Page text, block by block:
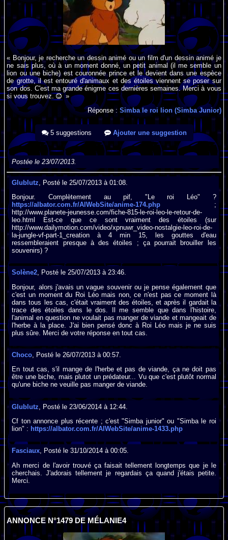
« Bonjour, je recherche un dessin animé ou un film d'un dessin animé je
ne sais plus, où à un moment donné, un petit animal (il me semble un
lion ou une biche) est couronnée prince et le devient dans une espèce
de grotte, il est entouré d'animaux et des étoiles viennent se poser sur
son dos. C'est ma grande énigme ces dernières semaines. Merci à vous
si vous trouvez.
»
Réponse : Simba le roi lion (Simba Junior)
5 suggestions Ajouter une suggestion
Postée le 23/07/2013.
Glublutz , Posté le 25/07/2013 à 01:08.
Bonjour. Complètement au pif, "Le roi Léo" ?
https://albator.com.fr/AlWebSite/anime-174.php ;
http://www.planete-jeunesse.com/fiche-815-le-roi-leo-le-retour-de-
leo.html Est-ce que ce sont vraiment des étoiles (sur
http://www.dailymotion.com/video/xpnuwr_video-nostalgie-leo-roi-de-
la-jungle-vf-part-1_creation à 4 min 15, les gouttes d'eau
ressembleraient presque à des étoiles ; ça pourrait brouiller les
souvenirs) ?
Solène2, Posté le 25/07/2013 à 23:46.
Bonjour, alors j'avais un vague souvenir ou je pense également que
c'est un moment du Roi Léo mais non, ce n'est pas ce moment là
dans tous les cas, c'était vraiment des étoiles, et après il gardait la
trace des étoiles dans le dos. Il me semble que dans l'histoire,
l'animal en question ne voulait pas manger de viande et mangeait de
l'herbe à la place. J'ai bien pensé donc à Roi Léo mais je ne suis
plus sûre. Merci de votre réponse en tout cas.
Choco , Posté le 26/07/2013 à 00:57.
En tout cas, s'il mange de l'herbe et pas de viande, ça ne doit pas
être une biche, mais plutot un prédateur... Vu que c'est plutôt normal
qu'une biche ne veuille pas manger de viande.
Glublutz , Posté le 23/06/2014 à 12:44.
Cf ton annonce plus récente ; c'est "Simba junior" ou "Simba le roi
lion" : https://albator.com.fr/AlWebSite/anime-1433.php
Fasciaux, Posté le 31/10/2014 à 00:05.
Ah merci de l'avoir trouvé ça faisait tellement longtemps que je le
cherchais. J'adorais tellement je regardais ça quand j'étais petite.
Merci.
ANNONCE N°1479 DE MÉLANIE4